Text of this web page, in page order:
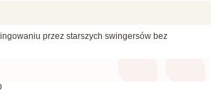
przez starszych swingersów bez